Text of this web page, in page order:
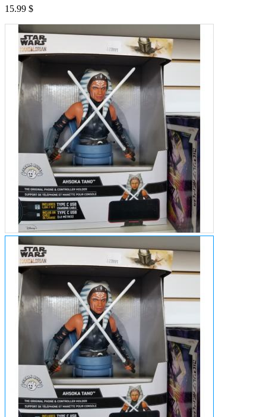
15.99 $